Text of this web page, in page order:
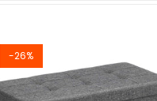
-26%